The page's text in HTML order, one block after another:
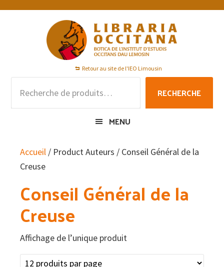
Passer
Passer
Passer
Retour au site de l'IEO Limousin
pour :
RECHERCHE
MENU
Accueil / Product Auteurs / Conseil Général de la
Creuse
Conseil Général de la
Creuse
Affichage de l’unique produit